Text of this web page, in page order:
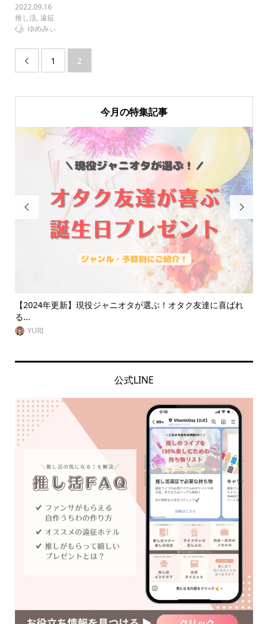
2022.09.16
推し活, 遠征
ゆめみぃ
 1 2
今月の特集記事

【2024年更新】現役ジャニオタが選ぶ！オタク友達に喜ばれ
る...
YURI

公式LINE